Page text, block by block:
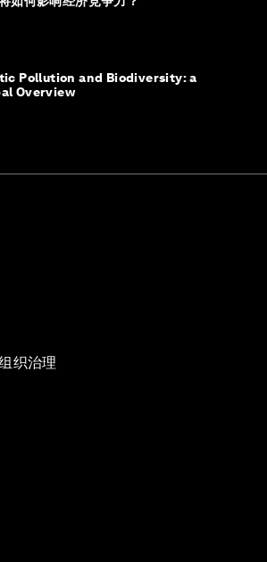
Pollution and Biodiversity: a
Overview
织治理